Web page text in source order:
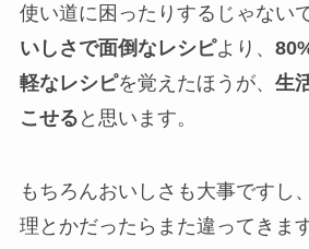
使い道に困ったりするじゃない
いしさで面倒なレシピより、
軽なレシピを覚えたほうが、 生
こせる と思います。
もちろんおいしさも大事ですし
理とかだったらまた違ってきま